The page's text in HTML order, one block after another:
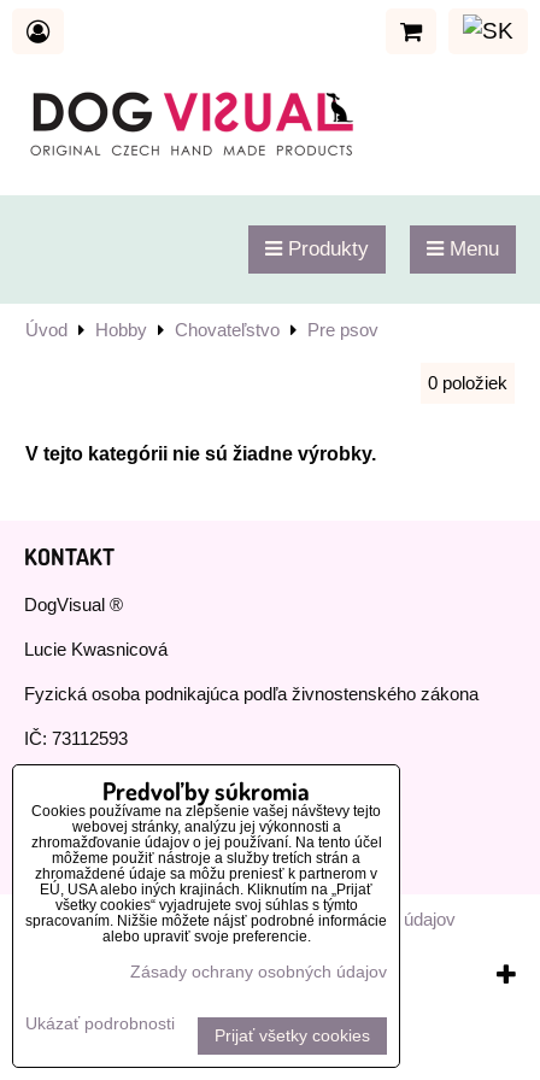
Produkty Menu
Úvod Hobby Chovateľstvo Pre psov
0 položiek
KONTAKT
DogVisual ®
Lucie Kwasnicová
Fyzická osoba podnikajúca podľa živnostenského zákona
IČ: 73112593
GSM:+420 776 440 464
MOHLO BY VÁS ZAUJÍMAŤ
Naši zákazníci
Predvoľby súkromia Zásady ochrany osobných údajov
Vytvorené pomocou:BiznisWeb.sk
Predvoľby súkromia
Cookies používame na zlepšenie vašej návštevy tejto
webovej stránky, analýzu jej výkonnosti a
zhromažďovanie údajov o jej používaní. Na tento účel
môžeme použiť nástroje a služby tretích strán a
zhromaždené údaje sa môžu preniesť k partnerom v
EÚ, USA alebo iných krajinách. Kliknutím na „Prijať
všetky cookies“ vyjadrujete svoj súhlas s týmto
spracovaním. Nižšie môžete nájsť podrobné informácie
alebo upraviť svoje preferencie.
Zásady ochrany osobných údajov
Ukázať podrobnosti
Prijať všetky cookies